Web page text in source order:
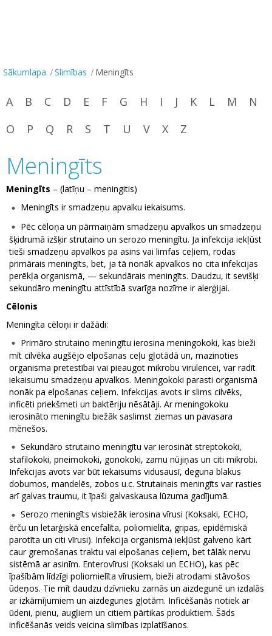
Sākumlapa Slimības Meningīts
A B C D E F G H I J K L M
N
O
P Q R S T U V X Z
Meningīts
Meningīts – (latīņu – meningitis)
Meningīts ir smadzeņu apvalku iekaisums.
Pēc cēloņa un pārmaiņām smadzeņu apvalkos un smadzeņu
šķidrumā izšķir strutaino un serozo meningītu. Ja infekcija iekļūst
tieši smadzeņu apvalkos pa asins vai limfas ceļiem, rodas
primārais meningīts, bet, ja tā nonāk apvalkos no cita infekcijas
perēkļa organismā, — sekundārais meningīts. Daudzu, it sevišķi
sekundāro meningītu attīstībā svarīga nozīme ir alerģijai.
Cēlonis
Meningīta cēloņi ir dažādi:
Primāro strutaino meningītu ierosina meningokoki, kas bieži
mīt cilvēka augšējo elpošanas ceļu gļotādā un, mazinoties
organisma pretestībai vai pieaugot mikrobu virulencei, var radīt
iekaisumu smadzeņu apvalkos. Meningokoki parasti organismā
nonāk pa elpošanas ceļiem. Infekcijas avots ir slims cilvēks,
inficēti priekšmeti un baktēriju nēsātāji. Ar meningokoku
ierosināto meningītu biežāk saslimst ziemas un pavasara
mēnešos.
Sekundāro strutaino meningītu var ierosināt streptokoki,
stafilokoki, pneimokoki, gonokoki, zarnu nūjiņas un citi mikrobi.
Infekcijas avots var būt iekaisums vidusausī, deguna blakus
dobumos, mandelēs, zobos u.c. Strutainais meningīts var rasties
arī galvas traumu, it īpaši galvaskausa lūzuma gadījumā.
Serozo meningīts visbiežāk ierosina vīrusi (Koksaki, ECHO,
ērču un letarģiskā encefalīta, poliomielīta, gripas, epidēmiskā
parotīta un citi vīrusi). Infekcija organismā iekļūst galveno kārt
caur gremošanas traktu vai elpošanas ceļiem, bet tālāk nervu
sistēmā ar asinīm. Enterovīrusi (Koksaki un ECHO), kas pēc
īpašībām līdzīgi poliomielīta vīrusiem, bieži atrodami stāvošos
ūdeņos. Tie mīt daudzu dzīvnieku zarnās un aizdegunē un izdalās
ar izkārnījumiem un aizdegunes gļotām. Inficēšanās notiek ar
ūdeni, pienu, augļiem un citiem pārtikas produktiem. Šāds
inficēšanās veids veicina slimības izplatīšanos.